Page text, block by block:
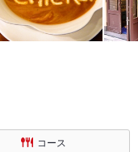
コース